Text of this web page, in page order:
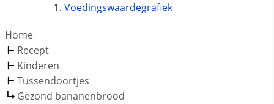
Voedingswaardegrafiek
Home
Recept
Kinderen
Tussendoortjes
Gezond bananenbrood